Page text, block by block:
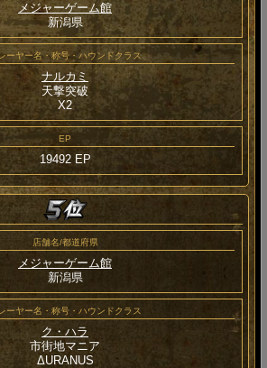
メジャーゲーム館
新潟県
ーヤー名・称号・ハウンドクラス
ナルカミ
天撃突破
Χ2
EP
19492 EP
店舗名/都道府県
メジャーゲーム館
新潟県
ーヤー名・称号・ハウンドクラス
ク・ハラ
市街地マニア
ΔURANUS